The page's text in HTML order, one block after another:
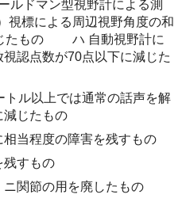
ドマン型視野計による測
視標による周辺視野角度の和
たもの ハ 自動視野計に
認点数が70点以下に減じた
トル以上では通常の話声を解
減じたもの
当程度の障害を残すもの
残すもの
関節の用を廃したもの